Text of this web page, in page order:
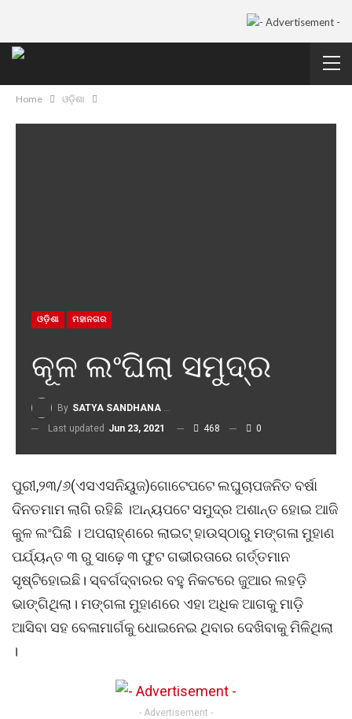
Home ଓଡ଼ିଶା
ଓଡ଼ିଶା ମହାନଗର
କୂଳ ଲଂଘିଲା ସମୁଦ୍ର
By SATYA SANDHANA DESK
Last updated Jun 23, 2021 468 0
ପୁରୀ,୨୩/୬(ଏସଏସନିୟୁଜ)ଗୋଟେପଟେ ଲଘୁଚାପଜନିତ ବର୍ଷା
ଦିନତମାମ ଲାଗି ରହିଛି ।ଅନ୍ୟପଟେ ସମୁଦ୍ର ଅଶାନ୍ତ ହୋଇ ଆଜି
କୁଳ ଲଂଘିଛି । ଅପରାହ୍ଣରେ ଲାଇଟ୍ ହାଉସ୍‌ଠାରୁ ମଙ୍ଗଳା ମୁହାଣ
ପର୍ଯ୍ୟନ୍ତ ୩ ରୁ ସାଢ଼େ ୩ ଫୁଟ ଗଭୀରତାରେ ଗର୍ତ୍ତମାନ
ସୃଷ୍ଟିହୋଇଛି। ସ୍ବର୍ଗଦ୍ବାରର ବହୁ ନିକଟରେ ଜୁଆର ଲହଡ଼ି
ଭାଙ୍ଗିଥିଲା। ମଙ୍ଗଳା ମୁହାଣରେ ଏହା ଅଧିକ ଆଗକୁ ମାଡ଼ି
ଆସିବା ସହ ବେଳାମାର୍ଗକୁ ଧୋଇନେଇ ଥିବାର ଦେଖିବାକୁ ମିଳିଥିଲା
।
- Advertisement -